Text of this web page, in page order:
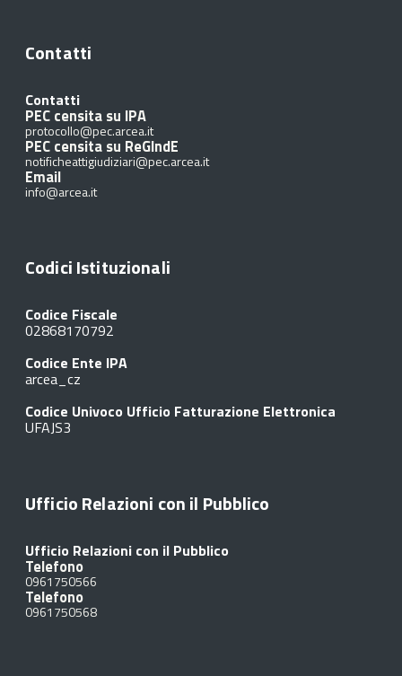
Contatti
Contatti
PEC censita su IPA
protocollo@pec.arcea.it
PEC censita su ReGIndE
notificheattigiudiziari@pec.arcea.it
Email
info@arcea.it
Codici Istituzionali
Codice Fiscale
02868170792
Codice Ente IPA
arcea_cz
Codice Univoco Ufficio Fatturazione Elettronica
UFAJS3
Ufficio Relazioni con il Pubblico
Ufficio Relazioni con il Pubblico
Telefono
0961750566
Telefono
0961750568